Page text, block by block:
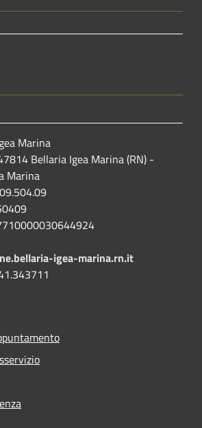
Marina
Bellaria Igea Marina (RN) -
Marina
igea-marina.rn.it